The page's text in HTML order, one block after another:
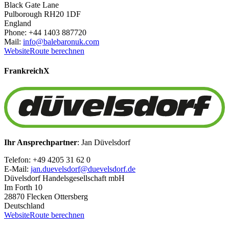
Black Gate Lane
Pulborough RH20 1DF
England
Phone: +44 1403 887720
Mail: info@balebaronuk.com
WebsiteRoute berechnen
FrankreichX
Ihr Ansprechpartner: Jan Düvelsdorf
Telefon: +49 4205 31 62 0
E-Mail: jan.duevelsdorf@duevelsdorf.de
Düvelsdorf Handelsgesellschaft mbH
Im Forth 10
28870 Flecken Ottersberg
Deutschland
WebsiteRoute berechnen